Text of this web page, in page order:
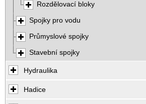
Rozdělovací bloky
Spojky pro vodu
Průmyslové spojky
Stavební spojky
Hydraulika
Hadice